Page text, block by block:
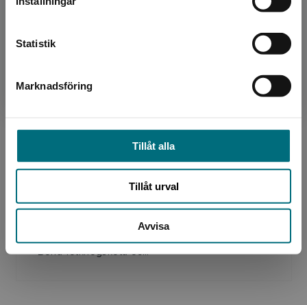
Statistik
Marknadsföring
Tillåt alla
Tillåt urval
Avvisa
Författare
Jessica Schiefauer
Jessica Schiefauer är född och uppvuxen i
Kungälv utanför Göteborg. Hon har gått
Bona folkhögskola oc...